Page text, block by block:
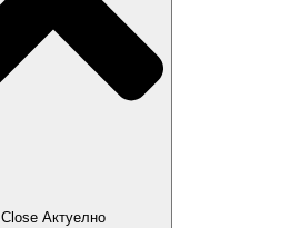
Close Актуелно